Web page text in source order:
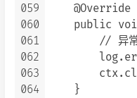
059
060
061
062
063
064
    @Override
public
// 异
    }